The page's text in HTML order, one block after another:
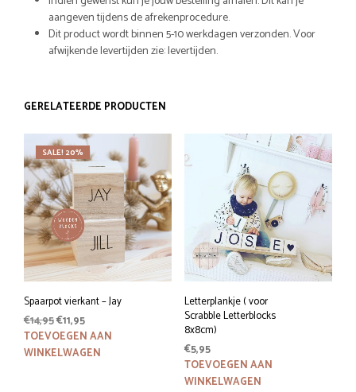
aangeven tijdens de afrekenprocedure.
Dit product wordt binnen 5-10 werkdagen verzonden. Voor
afwijkende levertijden zie: levertijden.
GERELATEERDE PRODUCTEN
SALE! 20%
Spaarpot vierkant – Jay
€14,95Oorspronkelijke
prijs
was:
€11,95Huidige
prijs
is:
TOEVOEGEN AAN
WINKELWAGEN
Letterplankje ( voor
Scrabble Letterblocks
8x8cm)
€5,95
TOEVOEGEN AAN
WINKELWAGEN